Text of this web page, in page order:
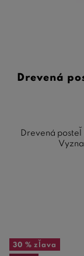
Drevená
Drevená
30 % zľava